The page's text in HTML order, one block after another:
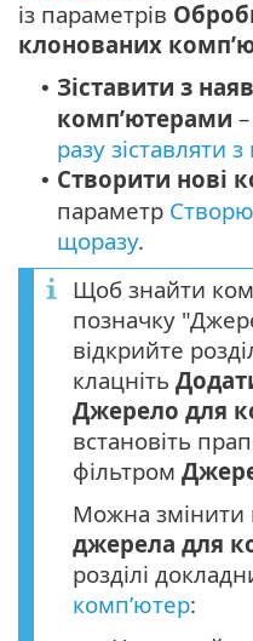
із параметрів
клонованих
• Зіставити з
комп’ютерами
разу зіставляти
• Створити нові
параметр
щоразу.
Щоб знайти
позначку
відкрийте
клацніть
Джерело для
встановіть
фільтром
Можна змінити
джерела для
розділі
комп’ютер: